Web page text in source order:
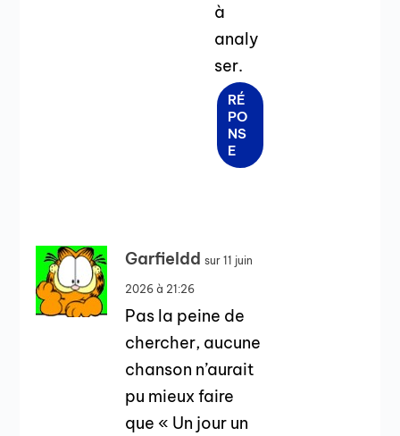
à
analy
ser.
RÉ
PO
NS
E
Garfieldd sur 11 juin
2026 à 21:26
Pas la peine de
chercher, aucune
chanson n’aurait
pu mieux faire
que « Un jour un